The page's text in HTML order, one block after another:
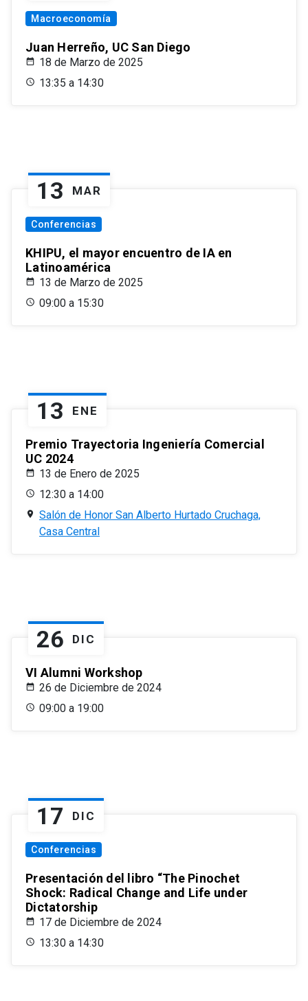
Macroeconomía
Juan Herreño, UC San Diego
18 de Marzo de 2025
13:35 a 14:30
13 MAR
Conferencias
KHIPU, el mayor encuentro de IA en
Latinoamérica
13 de Marzo de 2025
09:00 a 15:30
13 ENE
Premio Trayectoria Ingeniería Comercial
UC 2024
13 de Enero de 2025
12:30 a 14:00
Salón de Honor San Alberto Hurtado Cruchaga,
Casa Central
26 DIC
VI Alumni Workshop
26 de Diciembre de 2024
09:00 a 19:00
17 DIC
Conferencias
Presentación del libro “The Pinochet
Shock: Radical Change and Life under
Dictatorship
17 de Diciembre de 2024
13:30 a 14:30